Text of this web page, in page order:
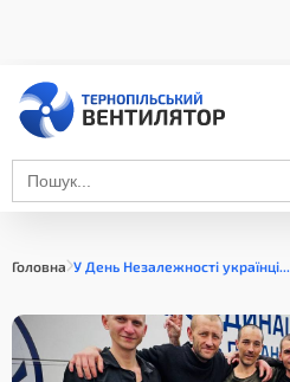
Search
for:
Головна У День Незалежності українці...